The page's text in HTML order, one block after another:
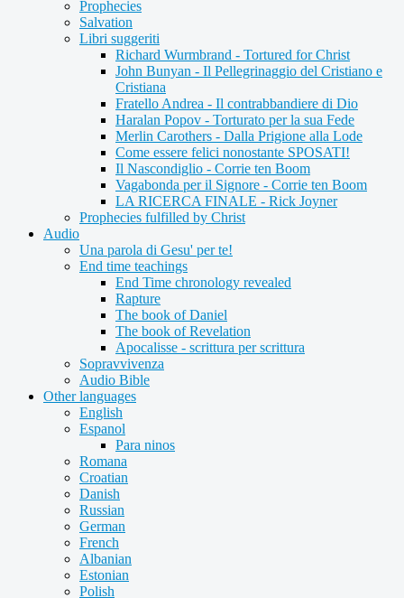
Prophecies
Salvation
Libri suggeriti
Richard Wurmbrand - Tortured for Christ
John Bunyan - Il Pellegrinaggio del Cristiano e
Cristiana
Fratello Andrea - Il contrabbandiere di Dio
Haralan Popov - Torturato per la sua Fede
Merlin Carothers - Dalla Prigione alla Lode
Come essere felici nonostante SPOSATI!
Il Nascondiglio - Corrie ten Boom
Vagabonda per il Signore - Corrie ten Boom
LA RICERCA FINALE - Rick Joyner
Prophecies fulfilled by Christ
Audio
Una parola di Gesu' per te!
End time teachings
End Time chronology revealed
Rapture
The book of Daniel
The book of Revelation
Apocalisse - scrittura per scrittura
Sopravvivenza
Audio Bible
Other languages
English
Espanol
Para ninos
Romana
Croatian
Danish
Russian
German
French
Albanian
Estonian
Polish